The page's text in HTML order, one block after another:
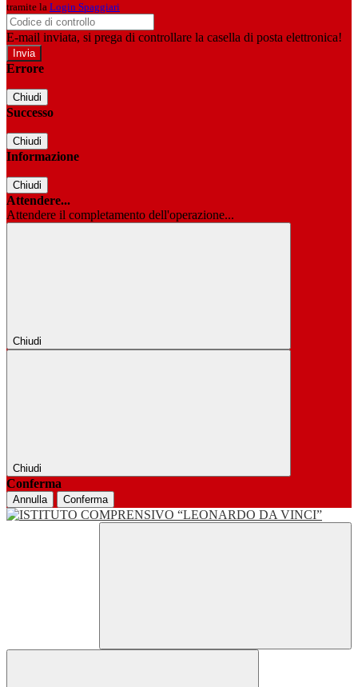
tramite la Login Spaggiari
E-mail inviata, si prega di controllare la casella di posta elettronica!
Errore
Chiudi
Successo
Chiudi
Informazione
Chiudi
Attendere...
Attendere il completamento dell'operazione...
Chiudi
Chiudi
Conferma
Annulla Conferma